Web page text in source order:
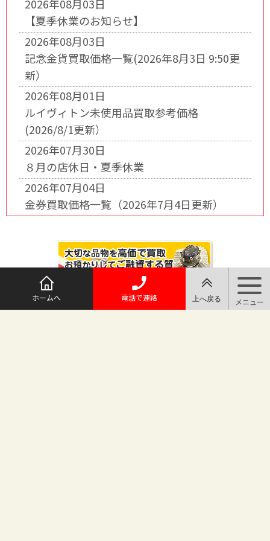
2026年08月03日
【夏季休業のお知らせ】
2026年08月03日
記念金貨買取価格一覧(2026年8月3日 9:50更
新）
2026年08月01日
ルイヴィトン未使用品買取参考価格
(2026/8/1更新）
2026年07月30日
８月の店休日・夏季休業
2026年07月04日
金券買取価格一覧（2026年7月4日更新）
ホームへ 電話で連絡